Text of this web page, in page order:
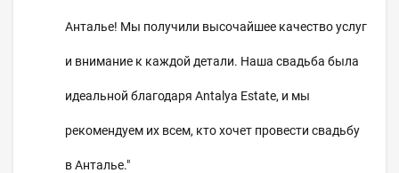
Анталье! Мы получили высочайшее качество услуг
и внимание к каждой детали. Наша свадьба была
идеальной благодаря Antalya Estate, и мы
рекомендуем их всем, кто хочет провести свадьбу
в Анталье."